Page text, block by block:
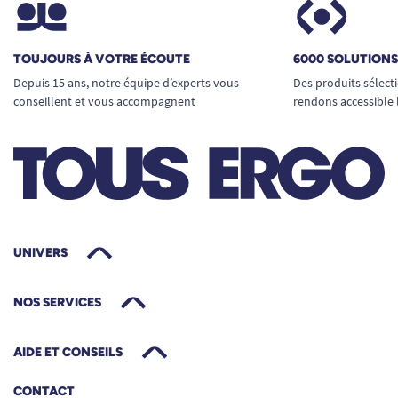
Caractéristiques principales
Absorption de 850 ml
: sécurité contre
fuites et humidité, même lors d’un usage
prolongé.
toutes situations de la vie quotidienne et
pour la protection de supports variés
(fauteuils, sièges auto, tables d’examen…).
cutanée et favorise la prévention des
escarres et irritations.
les surfaces).
changer sans effort.
Conditionnement : 4 paquets de 30 soit
TOUJOURS À VOTRE ÉCOUTE
Depuis 15 ans, notre équipe d’experts vous
conseillent et vous accompagnent
6000
Des produits
rendons
UNIVERS
NOS SERVICES
AIDE ET CONSEILS
CONTACT